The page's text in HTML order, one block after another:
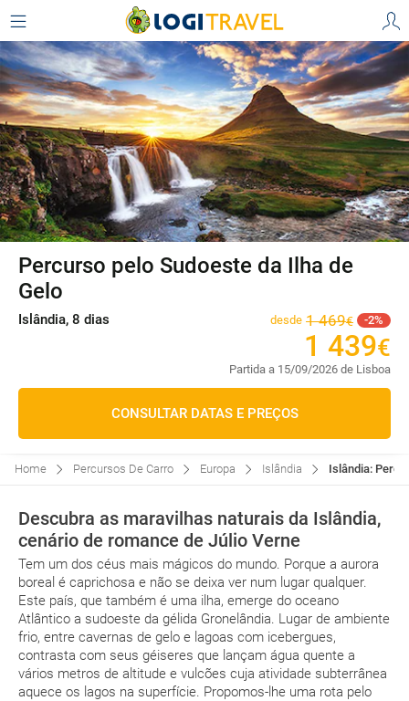
Percurso pelo Sudoeste da Ilha de
Gelo
Islândia, 8 dias desde 1 469€ 2
1 439€
Partida a 15/09/2026 de Lisboa
CONSULTAR DATAS E PREÇOS
Home Percursos De Carro Europa Islândia Islândia:
Descubra as maravilhas naturais da Islândia,
cenário de romance de Júlio Verne
Tem um dos céus mais mágicos do mundo. Porque a aurora
boreal é caprichosa e não se deixa ver num lugar qualquer.
Este país, que também é uma ilha, emerge do oceano
Atlântico a sudoeste da gélida Gronelândia. Lugar de ambiente
frio, entre cavernas de gelo e lagoas com icebergues,
contrasta com seus géiseres que lançam água quente a
vários metros de altitude e vulcões cuja atividade subterrânea
aquece os lagos na superfície. Propomos-lhe uma rota pelo